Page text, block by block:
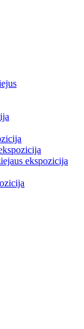
ekspozicija